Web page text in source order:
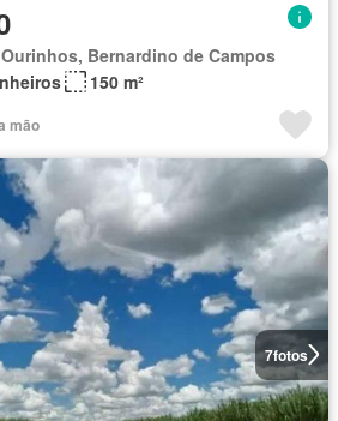
Bernardino de Campos
150 m²
mão
7fotos